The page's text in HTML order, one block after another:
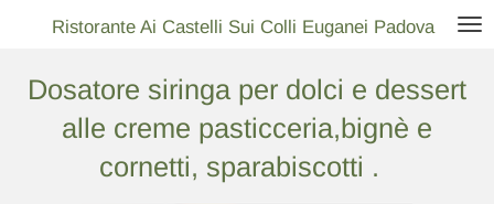
contenuto
principale
Ristorante Ai Castelli Sui Colli Euganei Padova
Dosatore siringa per dolci e dessert
alle creme pasticceria,bignè e
cornetti, sparabiscotti .